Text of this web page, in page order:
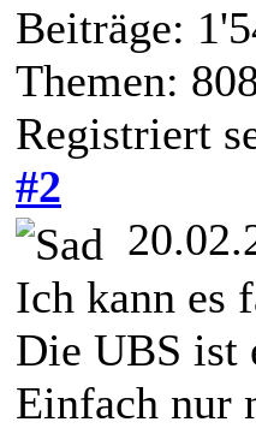
Beiträge:
Themen:
Registriert
#2
Ich kann es
Die UBS ist
Einfach nur